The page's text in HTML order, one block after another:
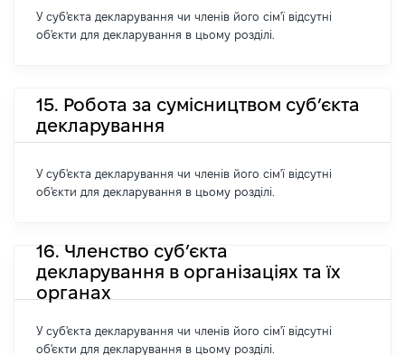
У суб'єкта декларування чи членів його сім'ї відсутні
об'єкти для декларування в цьому розділі.
15. Робота за сумісництвом суб’єкта
декларування
У суб'єкта декларування чи членів його сім'ї відсутні
об'єкти для декларування в цьому розділі.
16. Членство суб’єкта
декларування в організаціях та їх
органах
У суб'єкта декларування чи членів його сім'ї відсутні
об'єкти для декларування в цьому розділі.